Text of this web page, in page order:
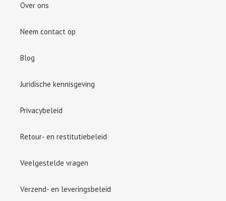
Over ons
Neem contact op
Blog
Juridische kennisgeving
Privacybeleid
Retour- en restitutiebeleid
Veelgestelde vragen
Verzend- en leveringsbeleid